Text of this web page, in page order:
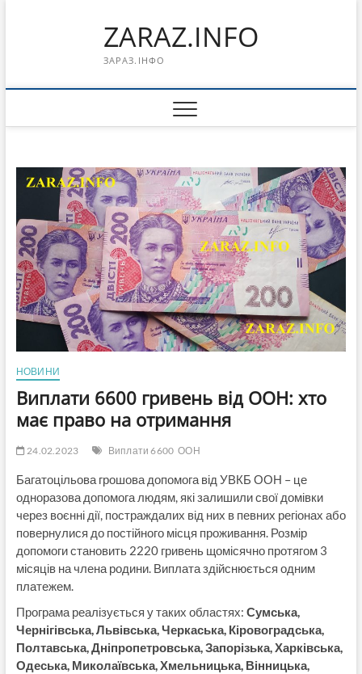
ZARAZ.INFO
ЗАРАЗ.ІНФО
НОВИНИ
Виплати 6600 гривень від ООН: хто
має право на отримання
24.02.2023 Виплати 6600 ООН
Багатоцільова грошова допомога від УВКБ ООН – це
одноразова допомога людям, які залишили свої домівки
через воєнні дії, постраждалих від них в певних регіонах або
повернулися до постійного місця проживання. Розмір
допомоги становить 2220 гривень щомісячно протягом 3
місяців на члена родини. Виплата здійснюється одним
платежем.
Програма реалізується у таких областях: Сумська,
Чернігівська, Львівська, Черкаська, Кіровоградська,
Полтавська, Дніпропетровська, Запорізька, Харківська,
Одеська, Миколаївська, Хмельницька, Вінницька,